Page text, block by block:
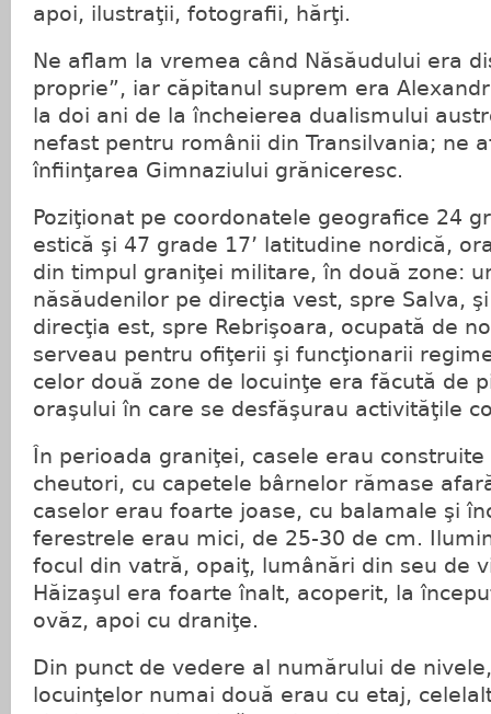
apoi, ilustraţii, fotografii, hărţi.
Ne aflam la vremea când Năsăudului era
proprie”, iar căpitanul suprem era
la doi ani de la încheierea dualismului
nefast pentru românii din Transilvania; ne
înfiinţarea Gimnaziului grăniceresc.
Poziţionat pe coordonatele geografice 24
estică şi 47 grade 17’ latitudine nordică,
din timpul graniţei militare, în două zone:
năsăudenilor pe direcţia vest, spre Salva,
direcţia est, spre Rebrişoara, ocupată de
serveau pentru ofiţerii şi funcţionarii
celor două zone de locuinţe era făcută de
oraşului în care se desfăşurau activităţile
În perioada graniţei, casele erau
cheutori, cu capetele bârnelor rămase
caselor erau foarte joase, cu balamale şi
ferestrele erau mici, de 25-30 de cm.
focul din vatră, opaiţ, lumânări din seu de
Hăizaşul era foarte înalt, acoperit, la
ovăz, apoi cu draniţe.
Din punct de vedere al numărului de
locuinţelor numai două erau cu etaj,